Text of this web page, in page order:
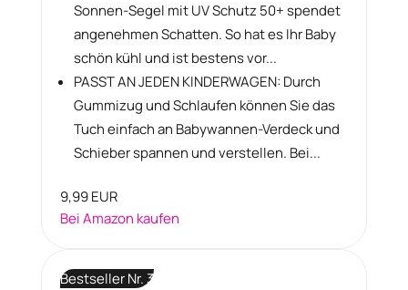
Sonnen-Segel mit UV Schutz 50+ spendet
angenehmen Schatten. So hat es Ihr Baby
schön kühl und ist bestens vor...
PASST AN JEDEN KINDERWAGEN: Durch
Gummizug und Schlaufen können Sie das
Tuch einfach an Babywannen-Verdeck und
Schieber spannen und verstellen. Bei...
9,99 EUR
Bei Amazon kaufen
Bestseller Nr. 3